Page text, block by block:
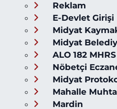
Reklam
E-Devlet Girişi
Midyat
Midyat
ALO 182 MHRS
Nöbetçi
Midyat
Mahalle
Mardin